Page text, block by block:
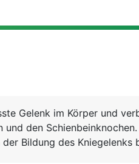
Gelenk im Körper und
und den
Bildung des Kniegelenks